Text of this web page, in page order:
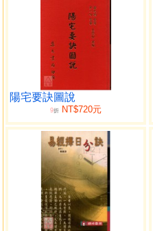
陽宅要訣圖說
9折NT$720元